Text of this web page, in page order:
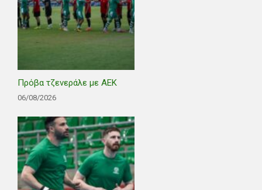
Πρόβα τζενεράλε με ΑΕΚ
06/08/2026